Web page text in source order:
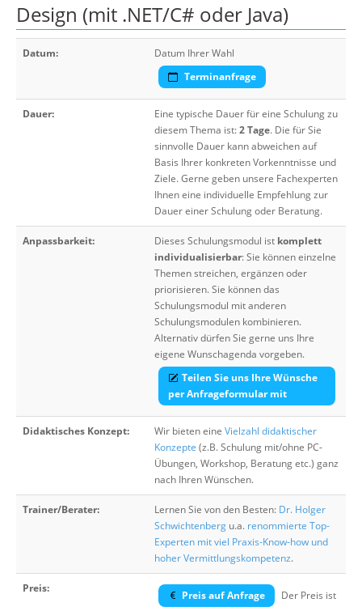
Design (mit .NET/C# oder Java)
Datum:
Datum Ihrer Wahl
Terminanfrage
Dauer:
Eine typische Dauer für eine Schulung zu
diesem Thema ist:2 Tage. Die für Sie
sinnvolle Dauer kann abweichen auf
Basis Ihrer konkreten Vorkenntnisse und
Ziele. Gerne geben unsere Fachexperten
Ihnen eine individuelle Empfehlung zur
Dauer einer Schulung oder Beratung.
Anpassbarkeit: Dieses Schulungsmodul ist komplett
individualisierbar: Sie können einzelne
Themen streichen, ergänzen oder
priorisieren. Sie können das
Schulungsmodul mit anderen
Schulungsmodulen kombinieren.
Alternativ dürfen Sie gerne uns Ihre
eigene Wunschagenda vorgeben.
Teilen Sie uns Ihre Wünsche
per Anfrageformular mit
Didaktisches Konzept: Wir bieten eine Vielzahl didaktischer
Konzepte (z.B. Schulung mit/ohne PC-
Übungen, Workshop, Beratung etc.) ganz
nach Ihren Wünschen.
Trainer/Berater: Lernen Sie von den Besten: Dr. Holger
Schwichtenberg u.a. renommierte Top-
Experten mit viel Praxis-Know-how und
hoher Vermittlungskompetenz.
Preis:
Preis auf Anfrage
Der Preis ist